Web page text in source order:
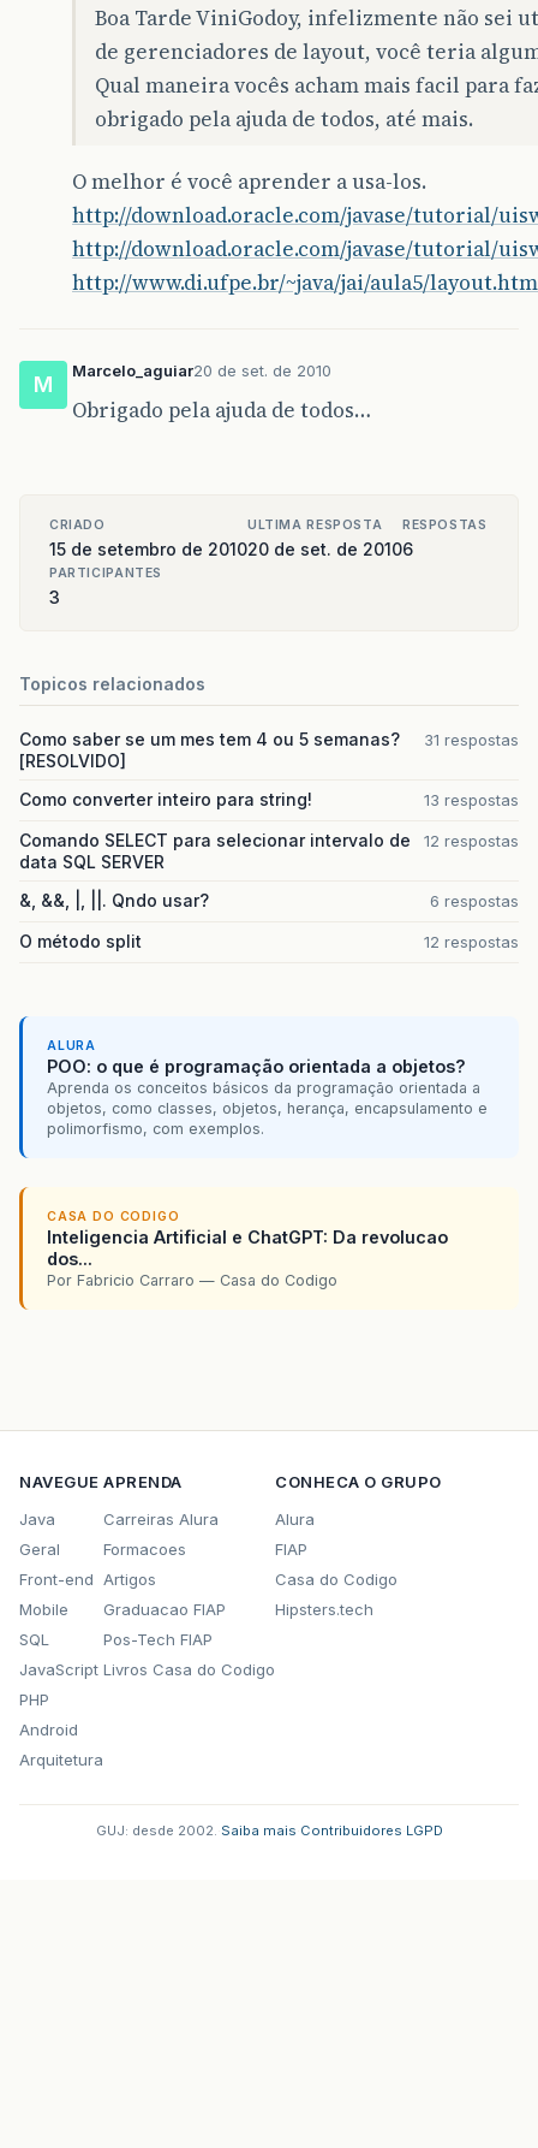
Boa Tarde ViniGodoy, infelizmente não sei
de gerenciadores de layout, você teria
Qual maneira vocês acham mais facil para
obrigado pela ajuda de todos, até mais.
O melhor é você aprender a usa-los.
http://download.oracle.com/javase/tutorial/
http://download.oracle.com/javase/tutorial/
http://www.di.ufpe.br/~java/jai/aula5/
M
Marcelo_aguiar20 de set. de 2010
Obrigado pela ajuda de todos…
CRIADO
15 de setembro de 2010
ULTIMA RESPOSTA
20 de set. de 2010
RESPOSTAS
6
PARTICIPANTES
3
Topicos relacionados
Como saber se um mes tem 4 ou 5 semanas?
[RESOLVIDO]
31 respostas
Como converter inteiro para string! 13 respostas
Comando SELECT para selecionar intervalo de
data SQL SERVER
12 respostas
&, &&, |, ||. Qndo usar? 6 respostas
O método split 12 respostas
ALURA
POO: o que é programação orientada a objetos?
Aprenda os conceitos básicos da programação orientada a
objetos, como classes, objetos, herança, encapsulamento e
polimorfismo, com exemplos.
CASA DO CODIGO
Inteligencia Artificial e ChatGPT: Da revolucao
dos...
Por Fabricio Carraro — Casa do Codigo
NAVEGUE
Java
Geral
Front-end
Mobile
SQL
JavaScript
PHP
Android
Arquitetura
APRENDA
Carreiras Alura
Formacoes
Artigos
Graduacao FIAP
Pos-Tech FIAP
Livros Casa do Codigo
CONHECA O GRUPO
Alura
FIAP
Casa do Codigo
Hipsters.tech
GUJ: desde 2002. Saiba mais Contribuidores LGPD